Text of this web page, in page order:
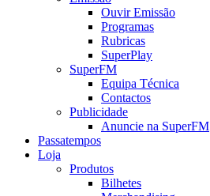
Ouvir Emissão
Programas
Rubricas
SuperPlay
SuperFM
Equipa Técnica
Contactos
Publicidade
Anuncie na SuperFM
Passatempos
Loja
Produtos
Bilhetes